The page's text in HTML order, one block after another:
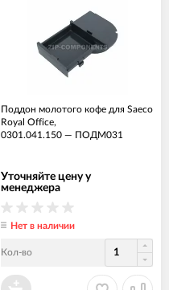
Поддон молотого кофе для Saeco
Royal Office,
0301.041.150 — ПОДМ031
Уточняйте цену у
менеджера
Нет в наличии
Кол-во